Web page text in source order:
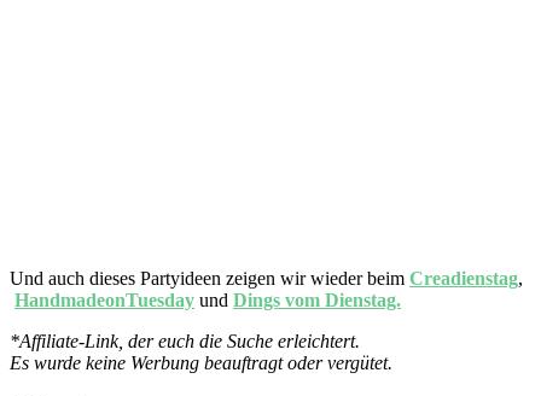
Und auch dieses Partyideen zeigen wir wieder beim Creadienstag,
HandmadeonTuesday und Dings vom Dienstag.
*Affiliate-Link, der euch die Suche erleichtert.
Es wurde keine Werbung beauftragt oder vergütet.